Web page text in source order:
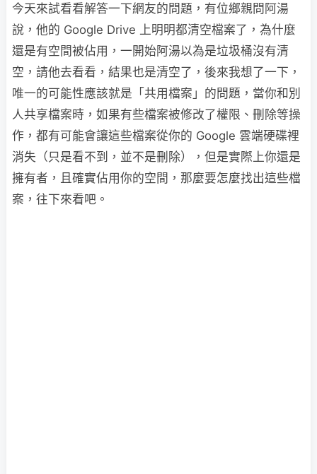
今天來試看看解答一下網友的問題，有位鄉親問阿湯
說，他的 Google Drive 上明明都清空檔案了，為什麼
還是有空間被佔用，一開始阿湯以為是垃圾桶沒有清
空，請他去看看，結果也是清空了，後來我想了一下，
唯一的可能性應該就是「共用檔案」的問題，當你和別
人共享檔案時，如果有些檔案被修改了權限、刪除等操
作，都有可能會讓這些檔案從你的 Google 雲端硬碟裡
消失（只是看不到，並不是刪除），但是實際上你還是
擁有者，且確實佔用你的空間，那麼要怎麼找出這些檔
案，往下來看吧。